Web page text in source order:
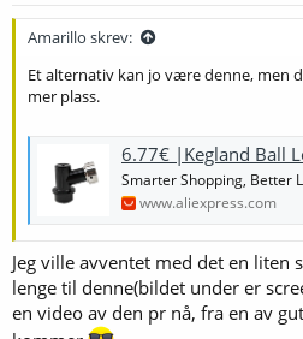
t
e
o
Amarillo skrev:
Et alternativ kan jo være denne, men
mer plass.
6.77€ |Kegland Ball Lock Trennen (Schwarz/Flüssigkeit) mit Integrierte
Smarter Shopping, Better
www.aliexpress.com
Jeg ville avventet med det en liten
lenge til denne(bildet under er
en video av den pr nå, fra en av